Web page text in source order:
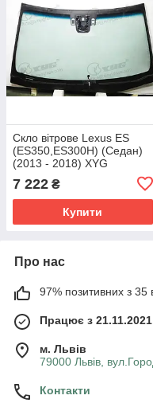
Скло вітрове Lexus ES
(ES350,ES300H) (Седан)
(2013 - 2018) XYG
7 222 ₴
Купити
Про нас
97% позитивних з 35
Працює з 21.11.2021
м. Львів
79000 Львів,
Контакти